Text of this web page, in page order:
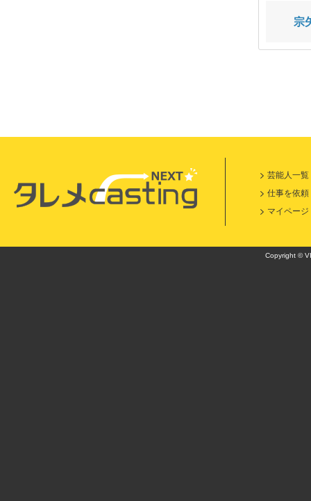
宗
芸能人一覧
仕事を依頼
マイページ
Copyright ©